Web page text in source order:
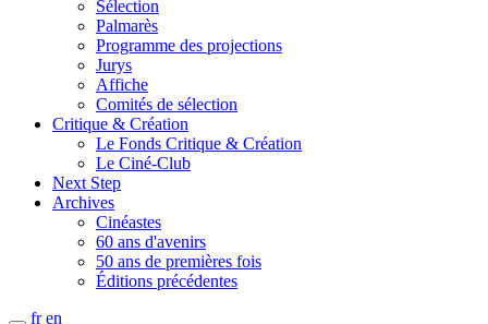
Sélection
Palmarès
Programme des projections
Jurys
Affiche
Comités de sélection
Critique & Création
Le Fonds Critique & Création
Le Ciné-Club
Next Step
Archives
Cinéastes
60 ans d'avenirs
50 ans de premières fois
Éditions précédentes
fr en